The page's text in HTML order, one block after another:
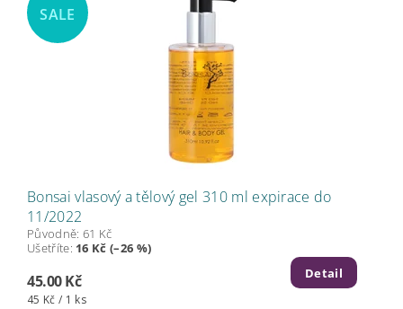
SALE
Bonsai vlasový a tělový gel 310 ml expirace do
11/2022
Původně: 61 Kč
Ušetříte: 16 Kč (–26 %)
45.00 Kč
45 Kč / 1 ks
Detail